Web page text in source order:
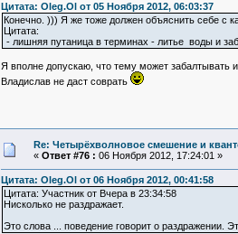
Цитата: Oleg.Ol от 05 Ноября 2012, 06:03:37
Конечно. ))) Я же тоже должен объяснить себе с
Цитата:
- лишняя путаница в терминах - литье воды и
Я вполне допускаю, что тему может забалтывать
Владислав не даст соврать
Re: Четырёхволновое смешение и
« Ответ #76 : 06 Ноября 2012, 17:24:01 »
Цитата: Oleg.Ol от 06 Ноября 2012, 00:41:58
Цитата: Участник от Вчера в 23:34:58
Нисколько не раздражает.
Это слова ... поведение говорит о раздражении.